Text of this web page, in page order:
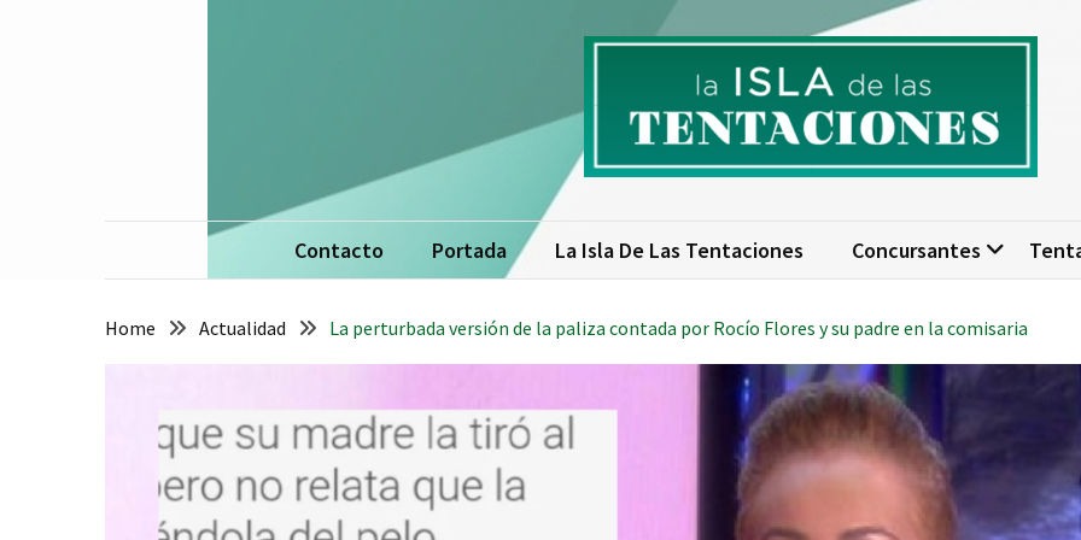
La isla de las tentaciones.
Descubre todo sobre La Isla de las Tentaciones 10: concursantes,
Contacto Portada La Isla De Las Tentaciones Concursantes
Home Actualidad La perturbada versión de la paliza contada por Rocío Flores y su padre en la comisaria